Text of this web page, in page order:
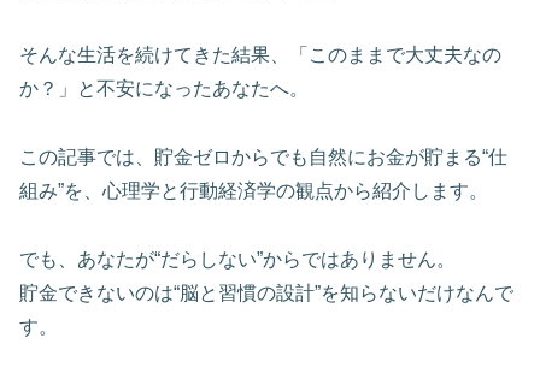
そんな生活を続けてきた結果、「このままで大丈夫なの
か？」と不安になったあなたへ。
この記事では、貯金ゼロからでも自然にお金が貯まる“仕
組み”を、心理学と行動経済学の観点から紹介します。
でも、あなたが“だらしない”からではありません。
貯金できないのは“脳と習慣の設計”を知らないだけなんで
す。